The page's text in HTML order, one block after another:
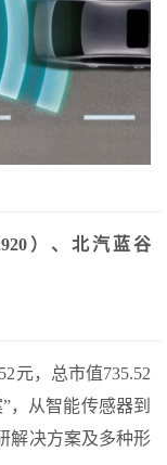
）、北汽蓝谷
元，总市值735.52
，从智能传感器到
解决方案及多种形